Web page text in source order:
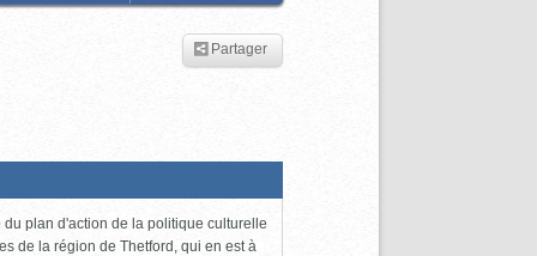
Partager
plan d'action de la politique culturelle
de la région de Thetford, qui en est à